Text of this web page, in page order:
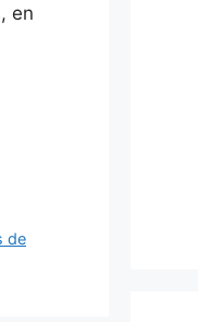
en
de